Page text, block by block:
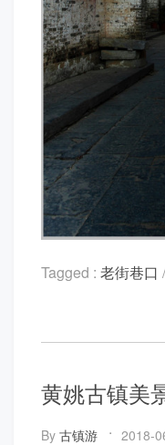
Tagged : 老街巷口
黄姚古镇美
By 古镇游 2018-